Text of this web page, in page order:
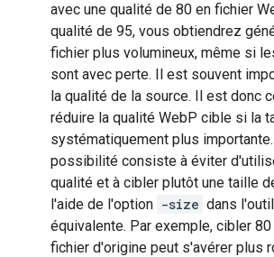
avec une qualité de 80 en fichier
qualité de 95, vous obtiendrez
fichier plus volumineux, même si
sont avec perte. Il est souvent
la qualité de la source. Il est donc
réduire la qualité WebP cible si la
systématiquement plus
possibilité consiste à éviter
qualité et à cibler plutôt une taille
l'aide de l'option -size dans l'outil
équivalente. Par exemple, cibler
fichier d'origine peut s'avérer plus